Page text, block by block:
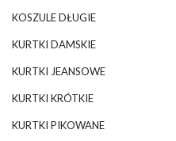
KOSZULE DŁUGIE
KURTKI DAMSKIE
KURTKI JEANSOWE
KURTKI KRÓTKIE
KURTKI PIKOWANE